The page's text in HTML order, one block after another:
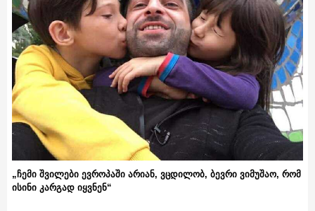
„ჩემი შვილები ევროპაში არიან, ვცდილობ, ბევრი ვიმუშაო, რომ
ისინი კარგად იყვნენ“